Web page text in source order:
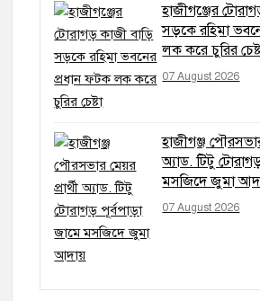
হাজীগঞ্জের
সড়কে রহিমা
লক করে চুরির
07 August 2026
হাজীগঞ্জ পৌরসভার
অ্যাড. টিটু
মসজিদে জুমা
07 August 2026